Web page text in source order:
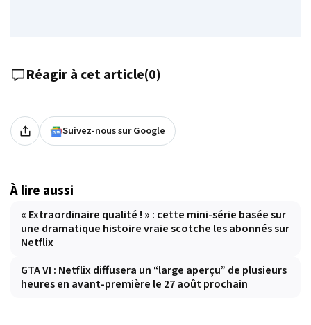
Réagir à cet article(0)
Suivez-nous sur Google
À lire aussi
« Extraordinaire qualité ! » : cette mini-série basée sur
une dramatique histoire vraie scotche les abonnés sur
Netflix
GTA VI : Netflix diffusera un “large aperçu” de plusieurs
heures en avant-première le 27 août prochain